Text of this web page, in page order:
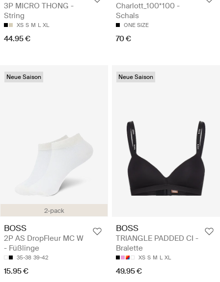
3P MICRO THONG -
String
XS S M L XL
44.95 €
Charlott_100*100 -
Schals
ONE SIZE
70 €
2-pack
Neue Saison
BOSS
2P AS DropFleur MC W
- Füßlinge
35-38 39-42
15.95 €
Neue Saison
BOSS
TRIANGLE PADDED CI -
Bralette
XS S M L XL
49.95 €